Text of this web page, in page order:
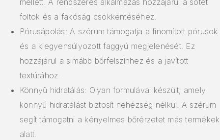
mellett. A rendszeres alkalmazás hozzájárul a sötét
foltok és a fakóság csökkentéséhez.
Pórusápolás: A szérum támogatja a finomított pórusok
és a kiegyensúlyozott faggyú megjelenését. Ez
hozzájárul a simább bőrfelszínhez és a javított
textúrához.
Könnyű hidratálás: Olyan formulával készült, amely
könnyű hidratálást biztosít nehézség nélkül. A szérum
segít támogatni a kényelmes bőrérzetet más termékek
alatt.